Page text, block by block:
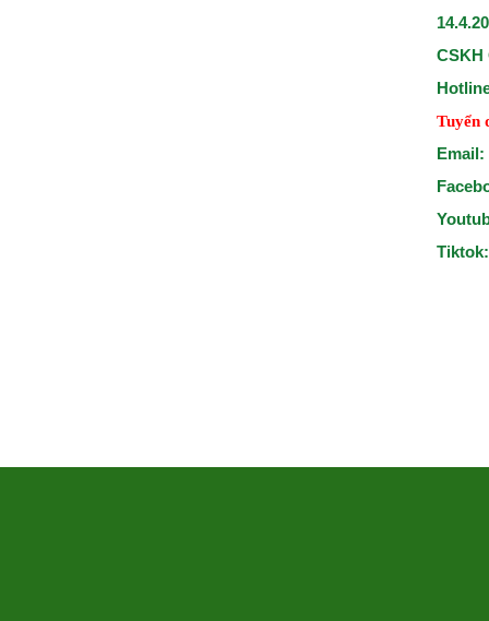
CSKH
Tuyển
Email: